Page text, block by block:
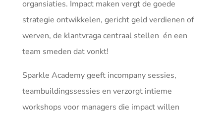
organsiaties. Impact maken vergt de goede
strategie ontwikkelen, gericht geld verdienen of
werven, de klantvraga centraal stellen én een
team smeden dat vonkt!
Sparkle Academy geeft incompany sessies,
teambuildingssessies en verzorgt intieme
workshops voor managers die impact willen